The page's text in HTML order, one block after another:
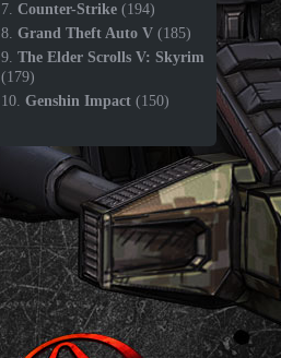
7. Counter-Strike (194)
8. Grand Theft Auto V (185)
9. The Elder Scrolls V: Skyrim
(179)
10. Genshin Impact (150)